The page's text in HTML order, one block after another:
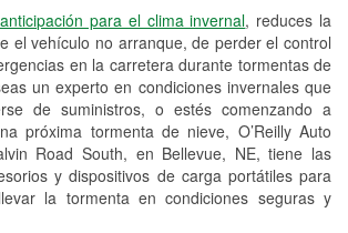
para el clima invernal, reduces la
el vehículo no arranque, de perder el control
en la carretera durante tormentas de
un experto en condiciones invernales que
de suministros, o estés comenzando a
próxima tormenta de nieve, O’Reilly Auto
Road South, en Bellevue, NE, tiene las
y dispositivos de carga portátiles para
la tormenta en condiciones seguras y
hidráulicas a la medida
Supplies
Supplies
más